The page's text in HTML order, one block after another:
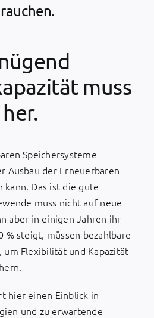
muss
her.
Speichersysteme
Ausbau der Erneuerbaren
Das ist die gute
muss nicht auf neue
aber in einigen Jahren ihr
% steigt, müssen bezahlbare
um Flexibilität und Kapazität
hier einen Einblick in
und zu erwartende